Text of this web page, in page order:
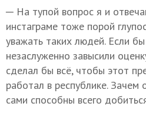
─ На тупой вопрос я и
инстаграме тоже порой
уважать таких людей. Если
незаслуженно завысили
сделал бы всё, чтобы этот
работал в республике.
сами способны всего